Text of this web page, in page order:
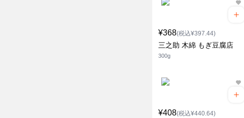
¥368(税込¥397.44)
三之助 木綿 もぎ豆腐店
300g
¥408(税込¥440.64)